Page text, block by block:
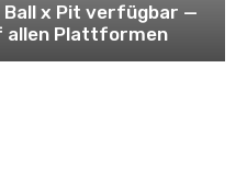
x Pit verfügbar —
allen Plattformen